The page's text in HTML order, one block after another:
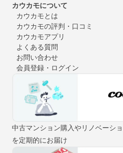
カウカモについて
カウカモとは
カウカモの評判・口コミ
カウカモアプリ
よくある質問
お問い合わせ
会員登録・ログイン
中古マンション購入やリノベーシ
を定期的にお届け